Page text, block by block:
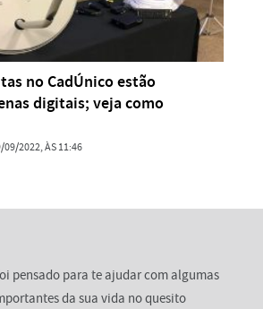
no CadÚnico estão
digitais; veja como
09/2022, ÀS 11:46
pensado para te ajudar com algumas
da sua vida no quesito